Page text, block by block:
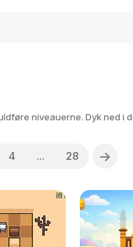
niveauerne. Dyk ned i
4 ... 28